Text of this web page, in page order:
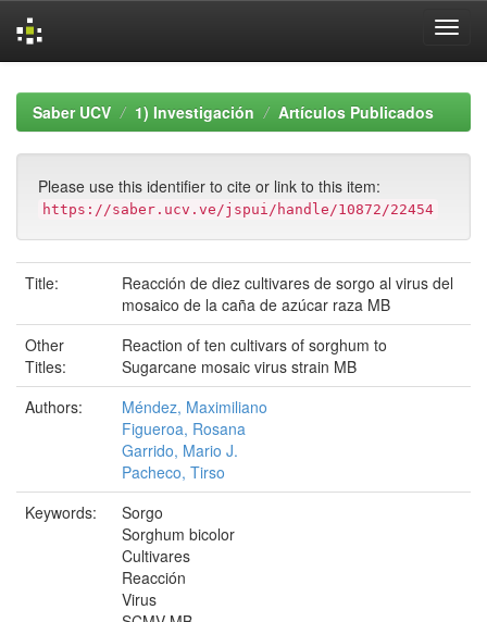
navigationSaber UCV 1) Investigación Artículos Publicados
Please use this identifier to cite or link to this item:
https://saber.ucv.ve/jspui/handle/10872/22454
Title:
Reacción de diez cultivares de sorgo al virus del
mosaico de la caña de azúcar raza MB
Other
Titles:
Reaction of ten cultivars of sorghum to
Sugarcane mosaic virus strain MB
Authors:
Méndez, Maximiliano
Figueroa, Rosana
Garrido, Mario J.
Pacheco, Tirso
Keywords:
Sorgo
Sorghum bicolor
Cultivares
Reacción
Virus